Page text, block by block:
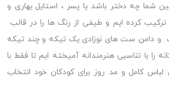
شما چه دختر باشد یا پسر ، استایل بهاری و
ترکیب کرده ایم و طیفی از رنگ ها را در قالب
دامن ست های نوزادی یک تیکه و چند تیکه
با تناسبی هنرمندانه آمیخته ایم تا فقط با
کامل و مد روز برای کودکان خود انتخاب